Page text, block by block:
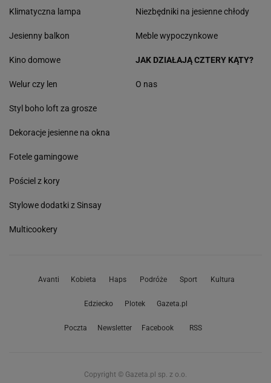
Klimatyczna lampa
Jesienny balkon
Niezbędniki na jesienne chłody
Meble wypoczynkowe
Kino domowe
Welur czy len
Styl boho loft za grosze
Dekoracje jesienne na okna
Fotele gamingowe
Pościel z kory
Stylowe dodatki z Sinsay
Multicookery
JAK DZIAŁAJĄ CZTERY KĄTY?
O nas
Avanti Kobieta Haps Podróże Sport Kultura
Edziecko Plotek Gazeta.pl
Poczta Newsletter Facebook RSS
Copyright © Gazeta.pl sp. z o.o.